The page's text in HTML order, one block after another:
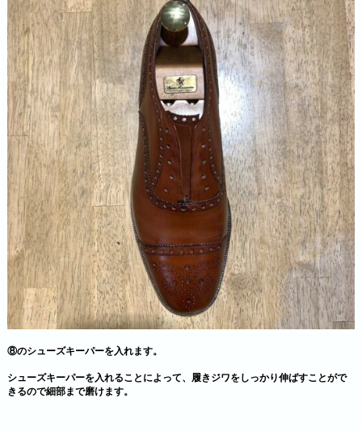
⑧のシューズキーパーを入れます。
シューズキーパーを入れることによって、履きジワをしっかり伸ばすことがで
きるので細部まで磨けます。